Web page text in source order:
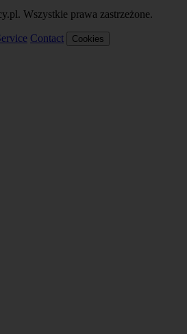
Wszystkie prawa zastrzeżone.
Contact Cookies